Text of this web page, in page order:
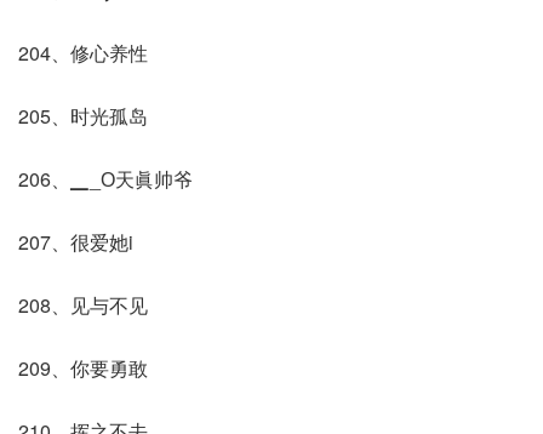
204、修心养性
205、时光孤岛
206、▁_О天眞帅爷
207、很爱她i
208、见与不见ゞ
209、你要勇敢